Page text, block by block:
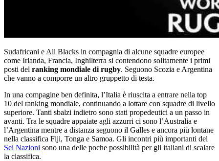
Sudafricani e All Blacks in compagnia di alcune squadre europee
come Irlanda, Francia, Inghilterra si contendono solitamente i primi
posti del ranking mondiale di rugby. Seguono Scozia e Argentina
che vanno a comporre un altro gruppetto di testa.
In una compagine ben definita, l’Italia è riuscita a entrare nella top
10 del ranking mondiale, continuando a lottare con squadre di livello
superiore. Tanti sbalzi indietro sono stati propedeutici a un passo in
avanti. Tra le squadre appaiate agli azzurri ci sono l’Australia e
l’Argentina mentre a distanza seguono il Galles e ancora più lontane
nella classifica Fiji, Tonga e Samoa. Gli incontri più importanti del
Sei Nazioni sono una delle poche possibilità per gli italiani di scalare
la classifica.